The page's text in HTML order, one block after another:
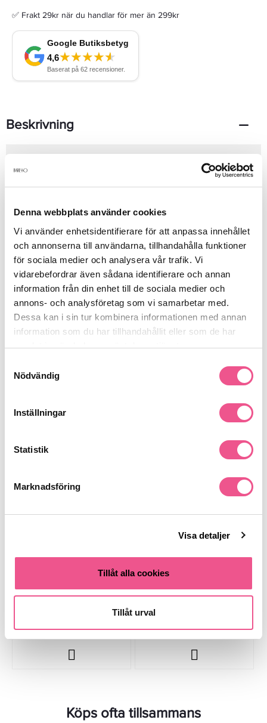
Denna webbplats använder cookies
Vi använder enhetsidentifierare för att anpassa innehållet
och annonserna till användarna, tillhandahålla funktioner
för sociala medier och analysera vår trafik. Vi
vidarebefordrar även sådana identifierare och annan
information från din enhet till de sociala medier och
annons- och analysföretag som vi samarbetar med.
Dessa kan i sin tur kombinera informationen med annan
information som du har tillhandahållit eller som de har
samlat in när du har använt deras tjänster.
Nödvändig
Inställningar
Statistik
Marknadsföring
Visa detaljer
Tillåt alla cookies
Tillåt urval
✅ Frakt 29kr när du handlar för mer än 299kr
Beskrivning
Trilliance Shine Shampoo. Krama ur överflödigt vatten ur håret.
Produktdetaljer
Recensioner
Finns i:
389 kr 252,85 kr
LÄGG I VARUKORGEN
689 kr 461,63 kr
LÄGG I VARUKORGEN
Köps ofta tillsammans